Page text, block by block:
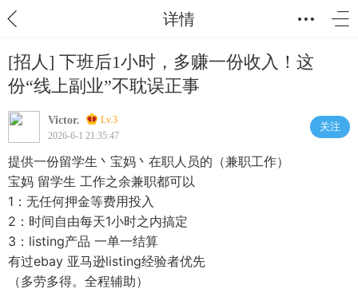
详情
[招人] 下班后1小时，多赚一份收入！这
份“线上副业”不耽误正事
Victor.
Lv.3
2026-6-1 21:35:47
关注
提供一份留学生丶宝妈丶在职人员的（兼职工作）
宝妈 留学生 工作之余兼职都可以
1：无任何押金等费用投入
2：时间自由每天1小时之内搞定
3：listing产品 一单一结算
有过ebay 亚马逊listing经验者优先
（多劳多得。全程辅助）